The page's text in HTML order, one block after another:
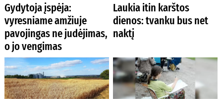
Gydytoja įspėja:
vyresniame amžiuje
pavojingas ne judėjimas,
o jo vengimas
Laukia itin karštos
dienos: tvanku bus net
naktį